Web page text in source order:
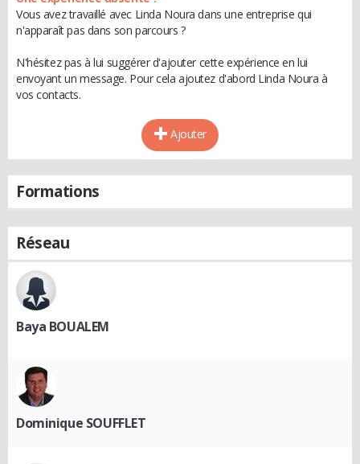
Vous avez travaillé avec Linda Noura dans une entreprise qui
n'apparaît pas dans son parcours ?
N'hésitez pas à lui suggérer d'ajouter cette expérience en lui
envoyant un message. Pour cela ajoutez d'abord Linda Noura à
vos contacts.
Ajouter
Formations
Réseau
Baya BOUALEM
Dominique SOUFFLET